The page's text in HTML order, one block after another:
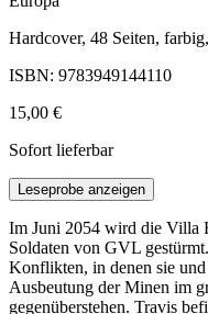
Hardcover, 48 Seiten,
ISBN: 9783949144110
15,00 €
Sofort lieferbar
Leseprobe anzeigen
Im Juni 2054 wird die Villa
Soldaten von GVL
Konflikten, in denen sie
Ausbeutung der Minen im
gegenüberstehen. Travis